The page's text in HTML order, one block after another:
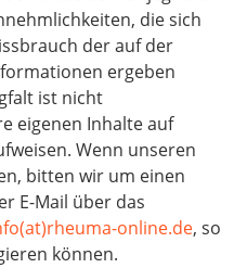
die sich
der auf der
ergeben
ist nicht
eigenen Inhalte auf
Wenn unseren
bitten wir um einen
E-Mail über das
online.de, so
können.